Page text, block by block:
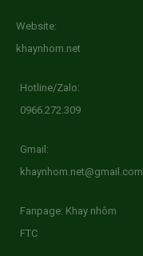
Website:
khaynhom.net
Hotline/Zalo:
0966.272.309
Gmail:
khaynhom.net@gmail.com
Fanpage: Khay nhôm
FTC